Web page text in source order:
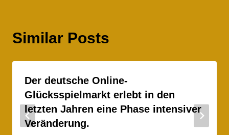
Similar Posts
Der deutsche Online-
Glücksspielmarkt erlebt in den
letzten Jahren eine Phase intensiver
Veränderung.